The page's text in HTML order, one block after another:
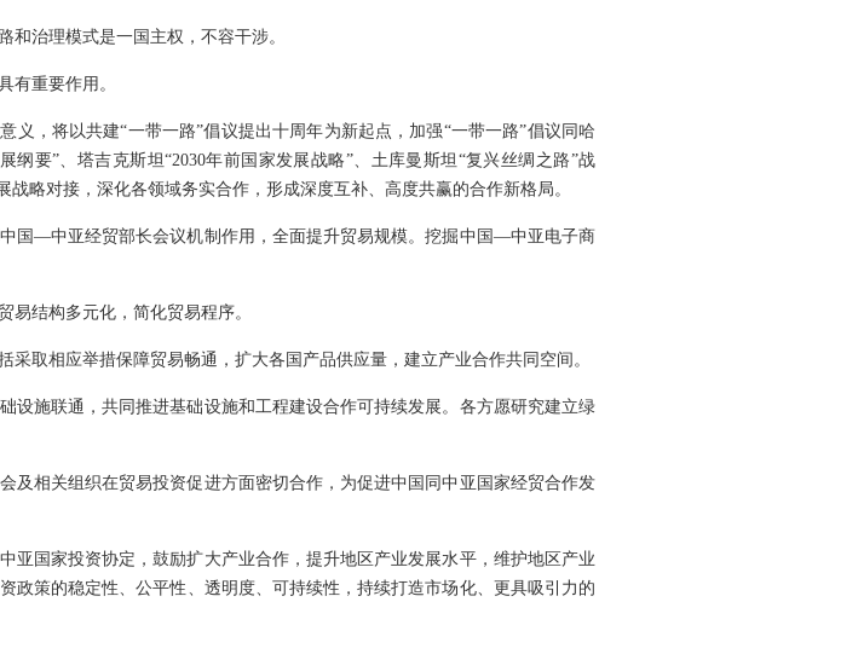
治理模式是一国主权，不容干涉。
有重要作用。
义，将以共建“一带一路”倡议提出十周年为新起点，加强“一带一路”倡议同哈
纲要”、塔吉克斯坦“2030年前国家发展战略”、土库曼斯坦“复兴丝绸之路”战
略对接，深化各领域务实合作，形成深度互补、高度共赢的合作新格局。
国—中亚经贸部长会议机制作用，全面提升贸易规模。挖掘中国—中亚电子商
易结构多元化，简化贸易程序。
取相应举措保障贸易畅通，扩大各国产品供应量，建立产业合作共同空间。
设施联通，共同推进基础设施和工程建设合作可持续发展。各方愿研究建立绿
相关组织在贸易投资促进方面密切合作，为促进中国同中亚国家经贸合作发
国家投资协定，鼓励扩大产业合作，提升地区产业发展水平，维护地区产业
政策的稳定性、公平性、透明度、可持续性，持续打造市场化、更具吸引力的